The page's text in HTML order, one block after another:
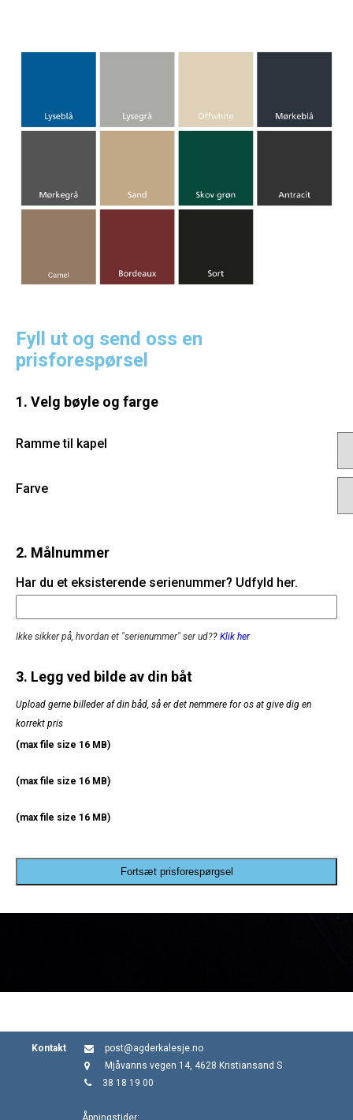
Fyll ut og send oss en
prisforespørsel
1. Velg bøyle og farge
Ramme til kapel
Farve
2. Målnummer
Har du et eksisterende serienummer? Udfyld her.
Ikke sikker på, hvordan et "serienummer" ser ud?? Klik her
3. Legg ved bilde av din båt
Upload gerne billeder af din båd, så er det nemmere for os at give dig en
korrekt pris
(max file size 16 MB)
(max file size 16 MB)
(max file size 16 MB)
Fortsæt prisforespørgsel
Kontakt
post@agderkalesje.no
Mjåvanns vegen 14, 4628 Kristiansand S
38 18 19 00
Åpningstider: